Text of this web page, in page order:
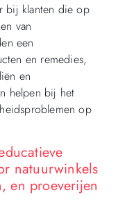
bij klanten die op
van
een
en remedies,
en
helpen bij het
op
natuurwinkels
en proeverijen